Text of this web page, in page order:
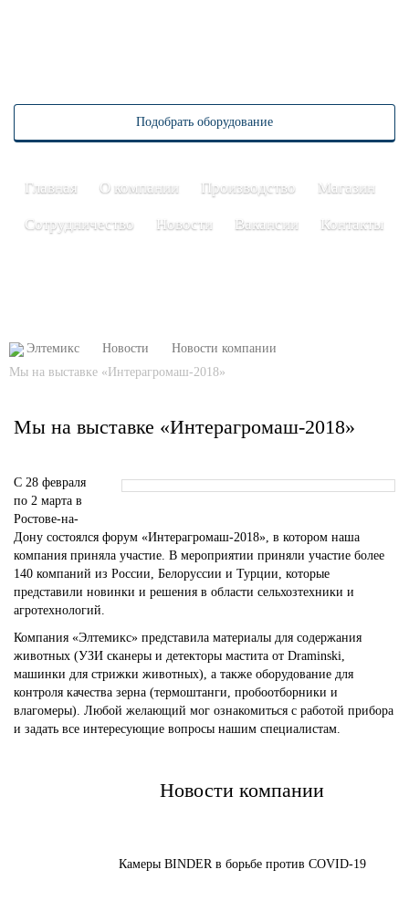
Подобрать оборудование
Главная О компании Производство Магазин
Сотрудничество Новости Вакансии Контакты
Элтемикс Новости
Новости компании
Мы на выставке «Интерагромаш-2018»
Мы на выставке «Интерагромаш-2018»
С 28 февраля
по 2 марта в
Ростове-на-
Дону состоялся форум «Интерагромаш-2018», в котором наша
компания приняла участие. В мероприятии приняли участие более
140 компаний из России, Белоруссии и Турции, которые
представили новинки и решения в области сельхозтехники и
агротехнологий.
Компания «Элтемикс» представила материалы для содержания
животных (УЗИ сканеры и детекторы мастита от Draminski,
машинки для стрижки животных), а также оборудование для
контроля качества зерна (термоштанги, пробоотборники и
влагомеры). Любой желающий мог ознакомиться с работой прибора
и задать все интересующие вопросы нашим специалистам.
Новости компании
Камеры BINDER в борьбе против COVID-19